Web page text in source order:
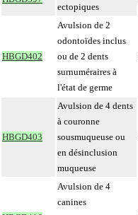
ectopiques
HBGD402
Avulsion de 2
odontoïdes inclus
ou de 2 dents
surnuméraires à
l'état de germe
HBGD403
Avulsion de 4 dents
à couronne
sousmuqueuse ou
en désinclusion
muqueuse
Avulsion de 4
canines